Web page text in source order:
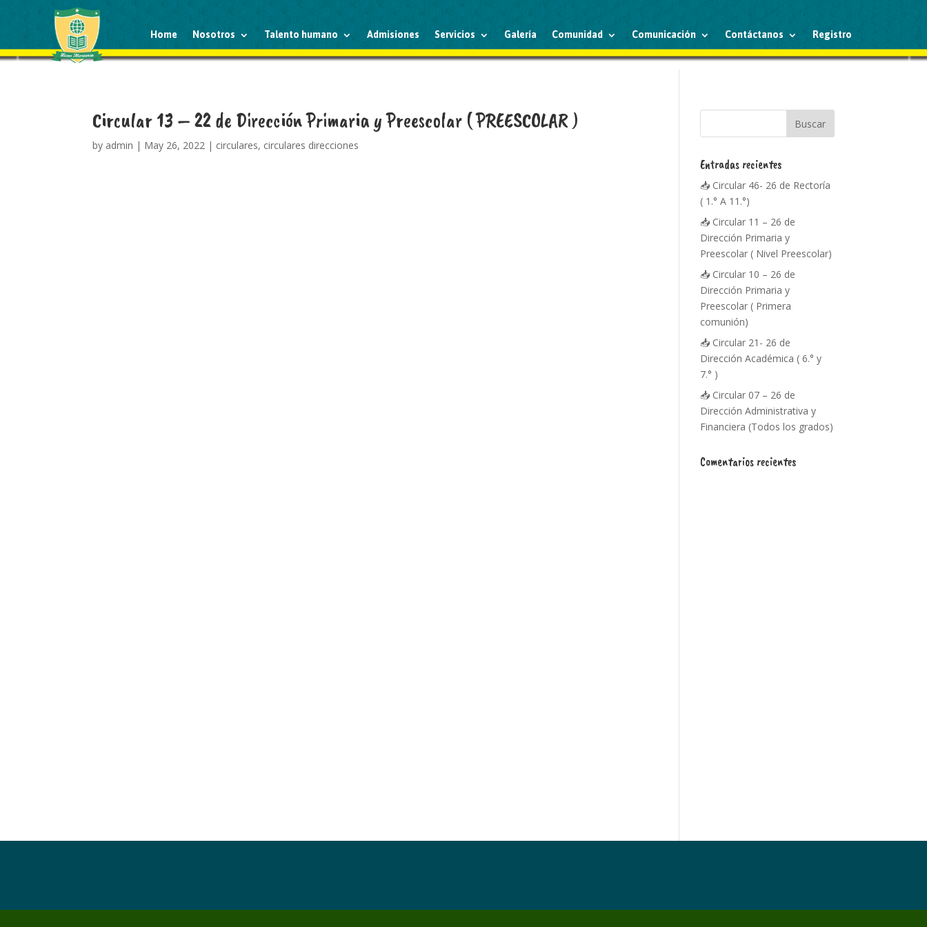
Home Nosotros Talento humano Admisiones Servicios Galería Comunidad Comunicación Contáctanos Registro
Circular 13 – 22 de Dirección Primaria y Preescolar ( PREESCOLAR )
by admin | May 26, 2022 | circulares, circulares direcciones
Entradas recientes
📥 Circular 46- 26 de Rectoría
( 1.° A 11.°)
📥 Circular 11 – 26 de
Dirección Primaria y
Preescolar ( Nivel Preescolar)
📥 Circular 10 – 26 de
Dirección Primaria y
Preescolar ( Primera
comunión)
📥 Circular 21- 26 de
Dirección Académica ( 6.° y
7.° )
📥 Circular 07 – 26 de
Dirección Administrativa y
Financiera (Todos los grados)
Comentarios recientes